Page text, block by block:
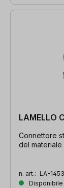
LAMELLO
Connettore
del materiale
n. art.: LA-
Disponibile